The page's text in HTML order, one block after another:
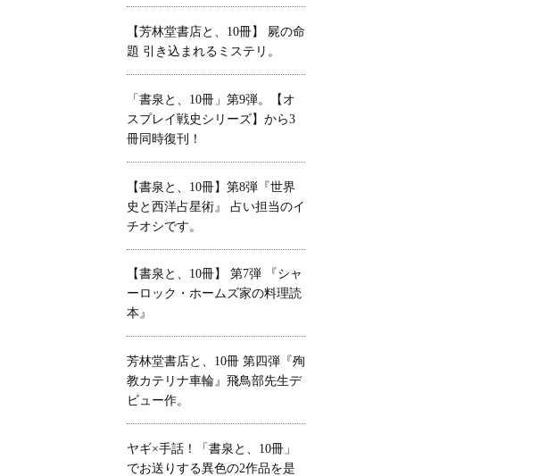
【芳林堂書店と、10冊】 屍の命
題 引き込まれるミステリ。
「書泉と、10冊」第9弾。【オ
スプレイ戦史シリーズ】から3
冊同時復刊！
【書泉と、10冊】第8弾『世界
史と西洋占星術』 占い担当のイ
チオシです。
【書泉と、10冊】 第7弾 『シャ
ーロック・ホームズ家の料理読
本』
芳林堂書店と、10冊 第四弾『殉
教カテリナ車輪』飛鳥部先生デ
ビュー作。
ヤギ×手話！「書泉と、10冊」
でお送りする異色の2作品を是